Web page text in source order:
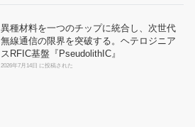
異種材料を一つのチップに統合し、次世代
無線通信の限界を突破する。ヘテロジニア
スRFIC基盤『PseudolithIC』
2026年7月14日 に投稿された